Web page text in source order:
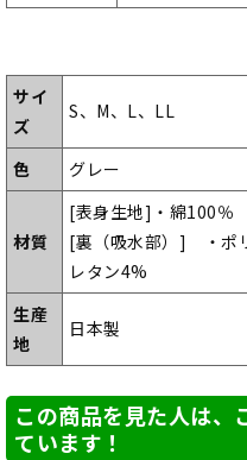
サイ
ズ
S、M、L、LL
色 グレー
材質
[表身生地]・綿100％
[裏（吸水部）] ・ポ
レタン4%
生産
地
日本製
この商品を見た人は、
ています！